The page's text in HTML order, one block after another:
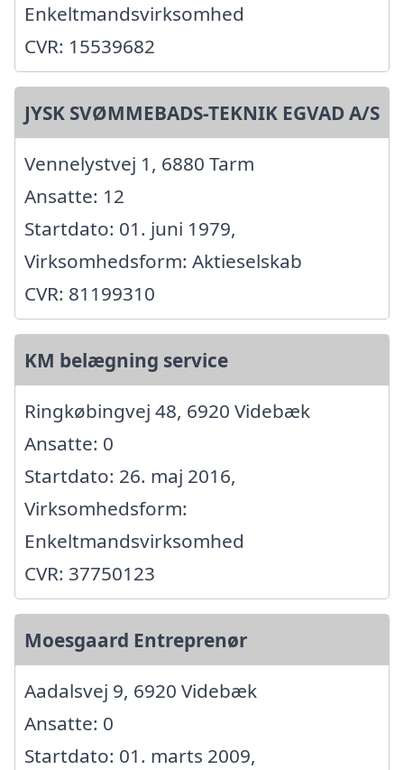
Enkeltmandsvirksomhed
CVR: 15539682
JYSK SVØMMEBADS-TEKNIK EGVAD A/S
Vennelystvej 1, 6880 Tarm
Ansatte: 12
Startdato: 01. juni 1979,
Virksomhedsform: Aktieselskab
CVR: 81199310
KM belægning service
Ringkøbingvej 48, 6920 Videbæk
Ansatte: 0
Startdato: 26. maj 2016,
Virksomhedsform:
Enkeltmandsvirksomhed
CVR: 37750123
Moesgaard Entreprenør
Aadalsvej 9, 6920 Videbæk
Ansatte: 0
Startdato: 01. marts 2009,